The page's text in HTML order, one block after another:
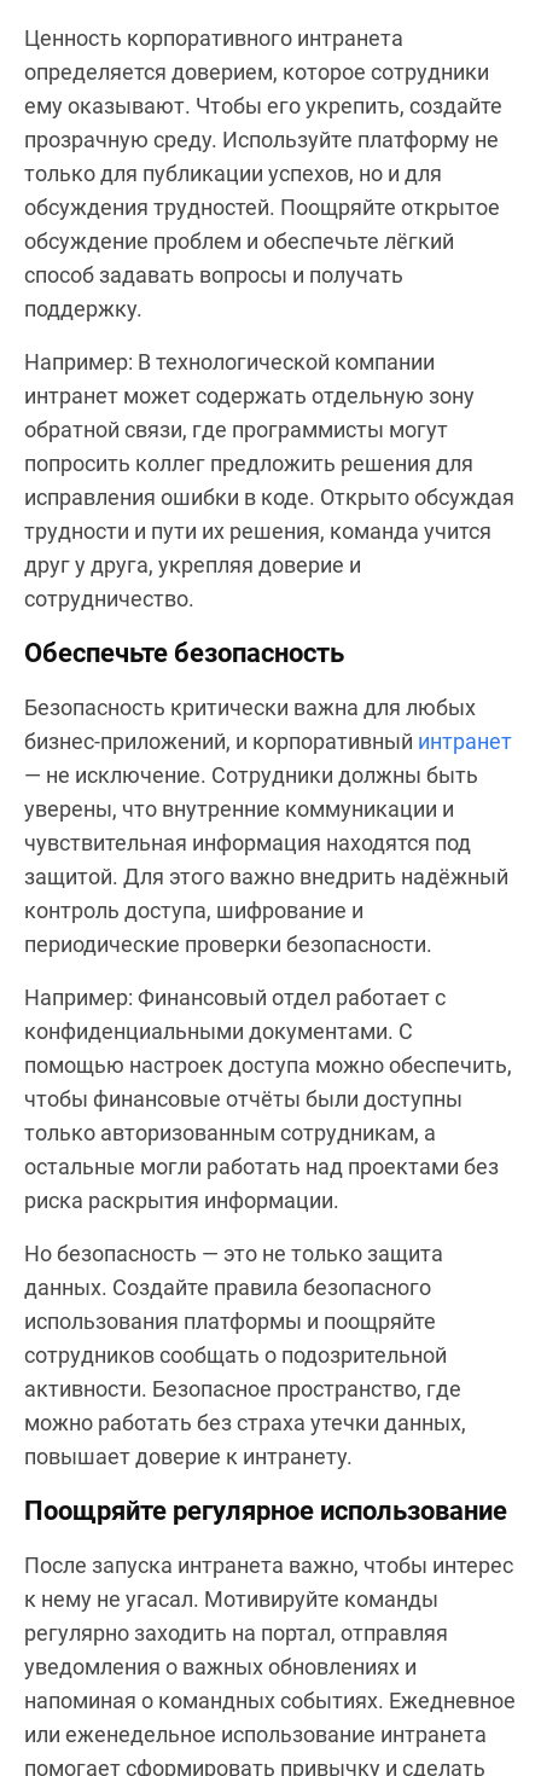
Ценность корпоративного интранета
определяется доверием, которое сотрудники
ему оказывают. Чтобы его укрепить, создайте
прозрачную среду. Используйте платформу не
только для публикации успехов, но и для
обсуждения трудностей. Поощряйте открытое
обсуждение проблем и обеспечьте лёгкий
способ задавать вопросы и получать
поддержку.
Например: В технологической компании
интранет может содержать отдельную зону
обратной связи, где программисты могут
попросить коллег предложить решения для
исправления ошибки в коде. Открыто обсуждая
трудности и пути их решения, команда учится
друг у друга, укрепляя доверие и
сотрудничество.
Обеспечьте безопасность
Безопасность критически важна для любых
бизнес-приложений, и корпоративный интранет
— не исключение. Сотрудники должны быть
уверены, что внутренние коммуникации и
чувствительная информация находятся под
защитой. Для этого важно внедрить надёжный
контроль доступа, шифрование и
периодические проверки безопасности.
Например: Финансовый отдел работает с
конфиденциальными документами. С
помощью настроек доступа можно обеспечить,
чтобы финансовые отчёты были доступны
только авторизованным сотрудникам, а
остальные могли работать над проектами без
риска раскрытия информации.
Но безопасность — это не только защита
данных. Создайте правила безопасного
использования платформы и поощряйте
сотрудников сообщать о подозрительной
активности. Безопасное пространство, где
можно работать без страха утечки данных,
повышает доверие к интранету.
Поощряйте регулярное использование
После запуска интранета важно, чтобы интерес
к нему не угасал. Мотивируйте команды
регулярно заходить на портал, отправляя
уведомления о важных обновлениях и
напоминая о командных событиях. Ежедневное
или еженедельное использование интранета
помогает сформировать привычку и сделать